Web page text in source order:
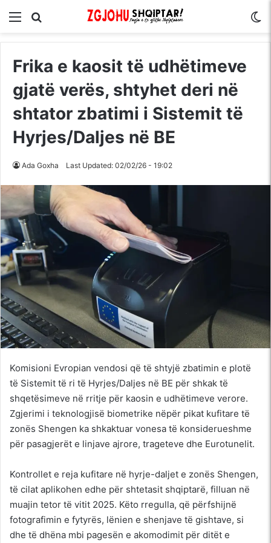
Menu
Frika e kaosit të udhëtimeve
gjatë verës, shtyhet deri në
shtator zbatimi i Sistemit të
Hyrjes/Daljes në BE
Ada Goxha Last Updated: 02/02/26 - 19:02
Komisioni Evropian vendosi që të shtyjë zbatimin e plotë
të Sistemit të ri të Hyrjes/Daljes në BE për shkak të
shqetësimeve në rritje për kaosin e udhëtimeve verore.
Zgjerimi i teknologjisë biometrike nëpër pikat kufitare të
zonës Shengen ka shkaktuar vonesa të konsiderueshme
për pasagjerët e linjave ajrore, trageteve dhe Eurotunelit.
Kontrollet e reja kufitare në hyrje-daljet e zonës Shengen,
të cilat aplikohen edhe për shtetasit shqiptarë, filluan në
muajin tetor të vitit 2025. Këto rregulla, që përfshijnë
fotografimin e fytyrës, lënien e shenjave të gishtave, si
dhe të dhëna mbi pagesën e akomodimit për ditët e